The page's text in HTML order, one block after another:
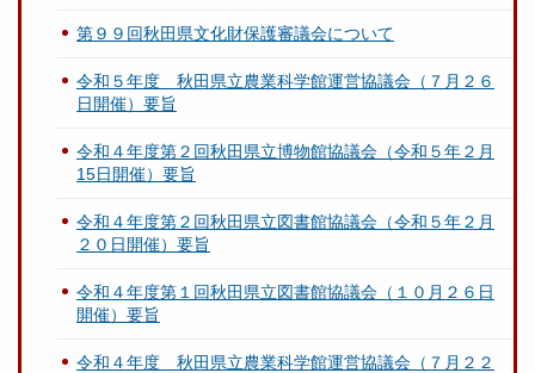
第９９回秋田県文化財保護審議会について
令和５年度 秋田県立農業科学館運営協議会（７月２６
日開催）要旨
令和４年度第２回秋田県立博物館協議会（令和５年２月
15日開催）要旨
令和４年度第２回秋田県立図書館協議会（令和５年２月
２０日開催）要旨
令和４年度第１回秋田県立図書館協議会（１０月２６日
開催）要旨
令和４年度 秋田県立農業科学館運営協議会（７月２２